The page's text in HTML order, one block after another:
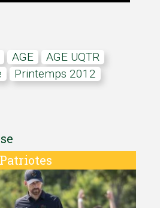
AGE
AGE UQTR
Printemps 2012
Patriotes